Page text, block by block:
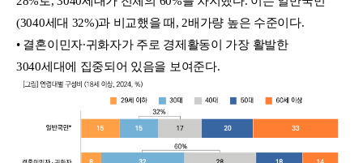
(3040세대 32%)과 비교했을 때, 2배가량 높은 수준이다.
• 결혼이민자∙귀화자가 주로 경제활동이 가장 활발한
3040세대에 집중되어 있음을 보여준다.